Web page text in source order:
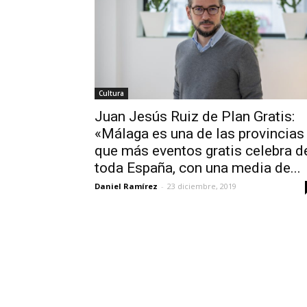
Cultura
Juan Jesús Ruiz de Plan Gratis:
«Málaga es una de las provincias
que más eventos gratis celebra
toda España, con una media de...
Daniel Ramírez - 23 diciembre, 2019